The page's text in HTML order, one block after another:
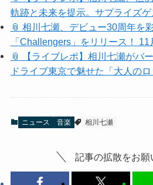
軌跡と未来を提示。サプライズ
📎 相川七瀬、デビュー30周年を
「Challengers」をリリース！
📎 【ライブレポ】相川七瀬がバ
ドライブ東京で魅せた「大人の
ニュース 音楽 相川七瀬
記事の拡散をお願